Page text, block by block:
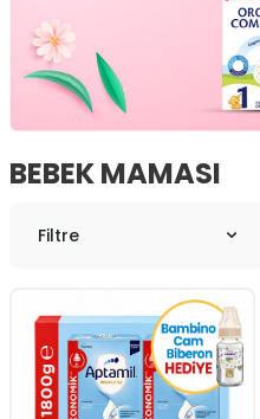
BEBEK MAMASI
Filtre